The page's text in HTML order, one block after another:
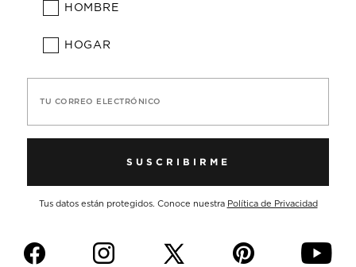
HOMBRE
HOGAR
TU CORREO ELECTRÓNICO
SUSCRIBIRME
Tus datos están protegidos. Conoce nuestra Política de Privacidad
f i p y